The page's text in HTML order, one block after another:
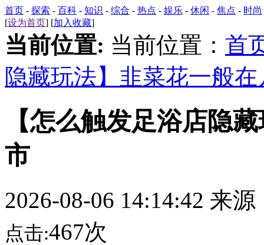
首页 - 探索 - 百科 - 知识 - 综合 - 热点 - 娱乐 - 休闲 - 焦点 - 时尚
[设为首页] [加入收藏]
当前位置: 当前位置： 首
隐藏玩法】韭菜花一般
【怎么触发足浴店隐
市
2026-08-06 14:14:42 来源
点击:467次